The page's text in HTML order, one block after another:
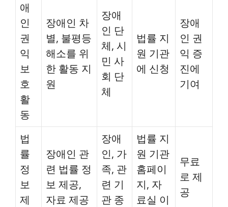
애
인
권
익
보
호
활
동
장애인 차
별, 불평등
해소를 위
한 활동 지
원
장애
인 단
체, 시
민 사
회 단
체
법률 지
원 기관
에 신청
장애
인 권
익 증
진에
기여
법
률
정
보
제
장애인 관
련 법률 정
보 제공,
자료 제공
장애
인, 가
족, 관
련 기
관 종
법률 지
원 기관
홈페이
지, 자
료실 이
무료
로 제
공